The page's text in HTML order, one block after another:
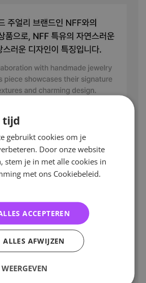
tijd
gebruikt cookies om je
Door onze website
stem je in met alle cookies in
met ons Cookiebeleid.
ACCEPTEREN
ALLES AFWIJZEN